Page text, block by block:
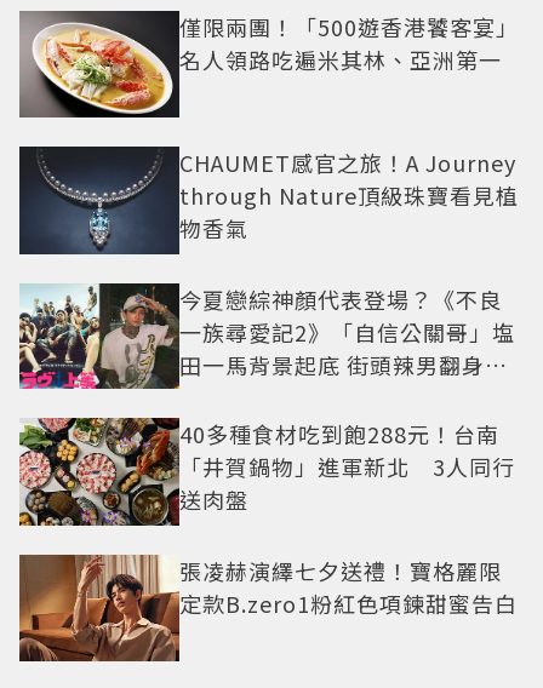
僅限兩團！「500遊香港饕客宴」
名人領路吃遍米其林、亞洲第一
CHAUMET感官之旅！A Journey
through Nature頂級珠寶看見植
物香氣
今夏戀綜神顏代表登場？《不良
一族尋愛記2》「自信公關哥」塩
田一馬背景起底 街頭辣男翻身當
40多種食材吃到飽288元！台南
「井賀鍋物」進軍新北 3人同行
送肉盤
張凌赫演繹七夕送禮！寶格麗限
定款B.zero1粉紅色項鍊甜蜜告白